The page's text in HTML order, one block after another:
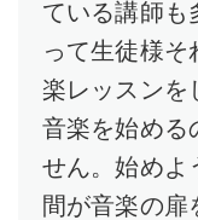
ている講師も
って生徒様そ
楽レッスンを
音楽を始める
せん。始めよ
間が音楽の扉